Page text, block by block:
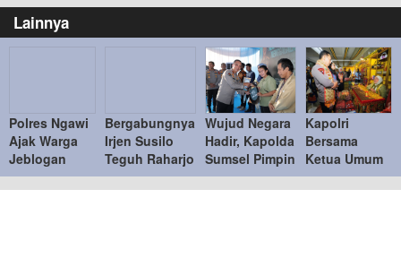
Lainnya
Polres Ngawi
Ajak Warga
Jeblogan
Lawan Hoaks,
Wujudkan
Bergabungnya
Irjen Susilo
Teguh Raharjo
ke UBISA
Perkuat Pusat
Wujud Negara
Hadir, Kapolda
Sumsel Pimpin
Penyerahan
Barang Bukti
Kapolri
Bersama
Ketua Umum
Bhayangkari
Tinjau Bazar